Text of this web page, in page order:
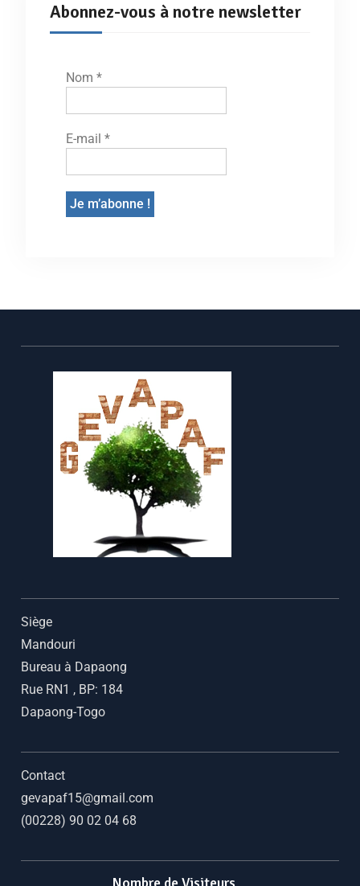
Abonnez-vous à notre newsletter
Nom *
E-mail *
Siège
Mandouri
Bureau à Dapaong
Rue RN1 , BP: 184
Dapaong-Togo
Contact
gevapaf15@gmail.com
(00228) 90 02 04 68